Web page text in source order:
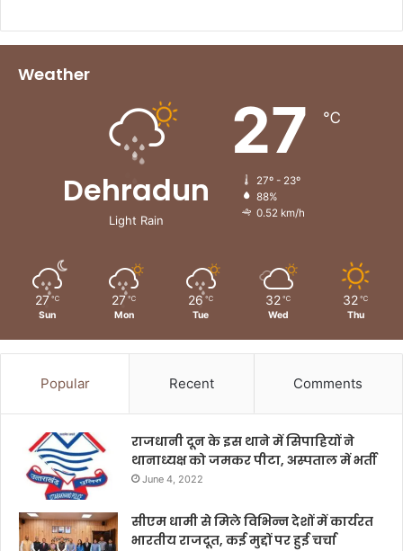
Weather
Dehradun
Light Rain
27 ℃
27º - 23º
88%
0.52 km/h
27 ℃
Sun
27 ℃
Mon
26 ℃
Tue
32 ℃
Wed
32 ℃
Thu
Popular Recent Comments
राजधानी दून के इस थाने में सिपाहियों ने
थानाध्यक्ष को जमकर पीटा, अस्पताल में भर्ती
June 4, 2022
सीएम धामी से मिले विभिन्न देशों में कार्यरत
भारतीय राजदूत, कई मुद्दों पर हुई चर्चा